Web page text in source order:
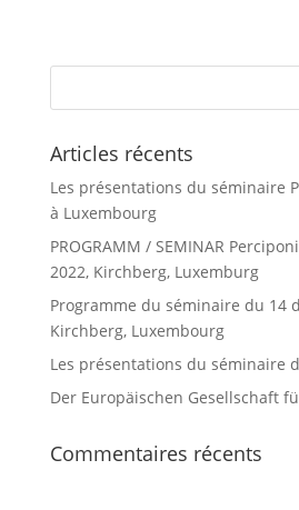
Articles récents
Les présentations du séminaire
à Luxembourg
PROGRAMM / SEMINAR
2022, Kirchberg, Luxemburg
Programme du séminaire du 14
Kirchberg, Luxembourg
Les présentations du séminaire
Der Europäischen Gesellschaft
Commentaires récents